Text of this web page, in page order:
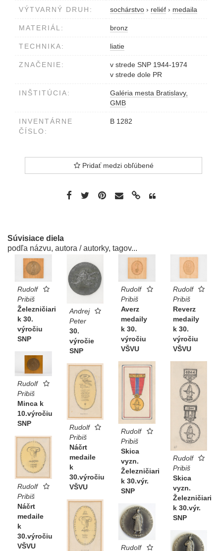
VÝTVARNÝ DRUH: sochárstvo › reliéf › medaila
MATERIÁL: bronz
TECHNIKA: liatie
ZNAČENIE:
v strede SNP 1944-1974
v strede dole PR
INŠTITÚCIA:
Galéria mesta Bratislavy,
GMB
INVENTÁRNE
ČÍSLO:
B 1282
Pridať medzi obľúbené
Súvisiace diela
podľa názvu, autora / autorky, tagov...
Rudolf
Pribiš
Železničiari
k 30.
výročiu
SNP
Andrej
Peter
30.
výročie
SNP
Rudolf
Pribiš
Averz
medaily
k 30.
výročiu
VŠVU
Rudolf
Pribiš
Reverz
medaily
k 30.
výročiu
VŠVU
Rudolf
Pribiš
Minca k
10.výročiu
SNP
Rudolf
Pribiš
Skica
vyzn.
Železničiari
k 30.výr.
SNP
Rudolf
Pribiš
Skica
vyzn.
Železničiari
k 30.výr.
SNP
Rudolf
Pribiš
Náčrt
medaile
k
30.výročiu
VŠVU
Rudolf
Pribiš
Náčrt
medaile
k
30.výročiu
VŠVU
Rudolf